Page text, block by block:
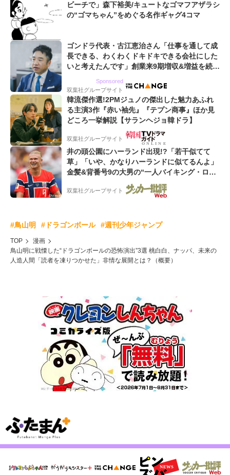
ビーチで」森下裕美/キュートなゴマフアザラシ
の“ゴマちゃん”をめぐる名作ギャグ4コマ
ゴンドラ代表・古江恵治さん「仕事を通して成
長できる、わくわくドキドキできる会社にした
いと考えたんです」創業来9期増収&増益を続け
Sponsored
双葉社グループサイト
韓流傑作選!2PMジュノの傑出した魅力あふれ
る主演3作『赤い袖先』『テプン商事』ほか見
どころ一挙解説【サランヘジョ韓ドラ】
双葉社グループサイト
井の頭公園にハーランド出現!?「若干似てて
草」「いや、かなりハーランドに似てるんよ」
金髪&背番号9の大男の“一人バイキング・ロ
ー”映像が話題!「元気をもらった」
双葉社グループサイト
#鳥山明 #ドラゴンボール #週刊少年ジャンプ
TOP
漫画
鳥山明に戦慄した“ドラゴンボールの恐怖演出”3選 桃白白、ナッパ、未来の
人造人間「読者を凍りつかせた」非情な展開とは？（概要）